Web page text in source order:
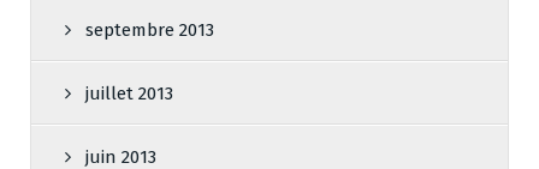
septembre 2013
juillet 2013
juin 2013